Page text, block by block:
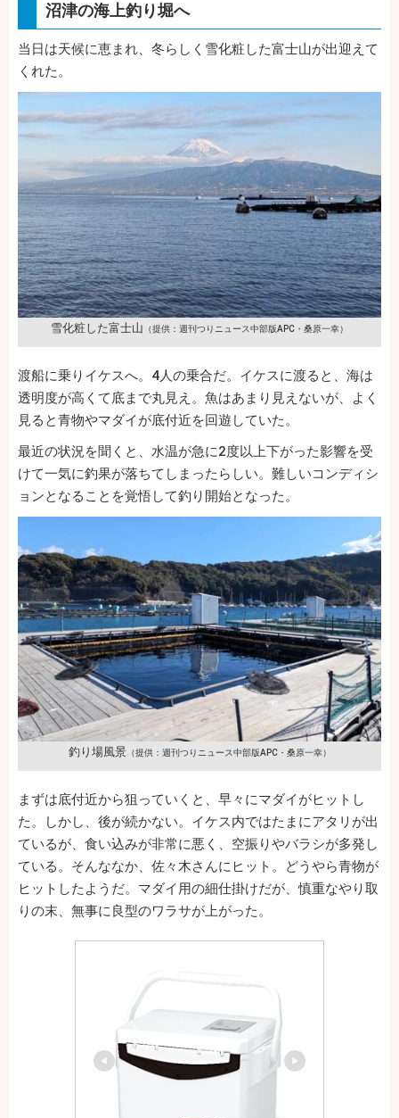
沼津の海上釣り堀へ
当日は天候に恵まれ、冬らしく雪化粧した富士山が出迎えて
くれた。
雪化粧した富士山 （提供：週刊つりニュース中部版APC・桑原一幸）
渡船に乗りイケスへ。4人の乗合だ。イケスに渡ると、海は
透明度が高くて底まで丸見え。魚はあまり見えないが、よく
見ると青物やマダイが底付近を回遊していた。
最近の状況を聞くと、水温が急に2度以上下がった影響を受
けて一気に釣果が落ちてしまったらしい。難しいコンディシ
ョンとなることを覚悟して釣り開始となった。
釣り場風景（提供：週刊つりニュース中部版APC・桑原一幸）
まずは底付近から狙っていくと、早々にマダイがヒットし
た。しかし、後が続かない。イケス内ではたまにアタリが出
ているが、食い込みが非常に悪く、空振りやバラシが多発し
ている。そんななか、佐々木さんにヒット。どうやら青物が
ヒットしたようだ。マダイ用の細仕掛けだが、慎重なやり取
りの末、無事に良型のワラサが上がった。